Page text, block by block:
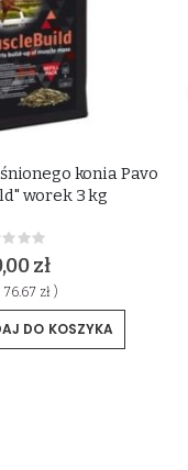
konia Pavo
worek 3 kg
Rating:
zł
76.67 zł )
DO KOSZYKA